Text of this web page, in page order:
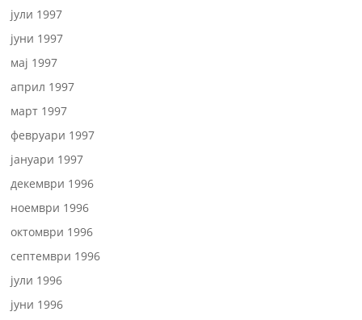
јули 1997
јуни 1997
мај 1997
април 1997
март 1997
февруари 1997
јануари 1997
декември 1996
ноември 1996
октомври 1996
септември 1996
јули 1996
јуни 1996